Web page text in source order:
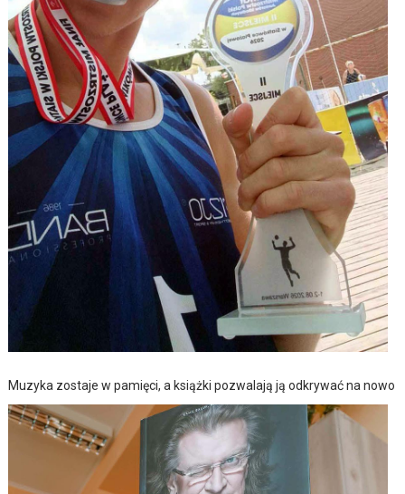
Muzyka zostaje w pamięci, a książki pozwalają ją odkrywać na nowo